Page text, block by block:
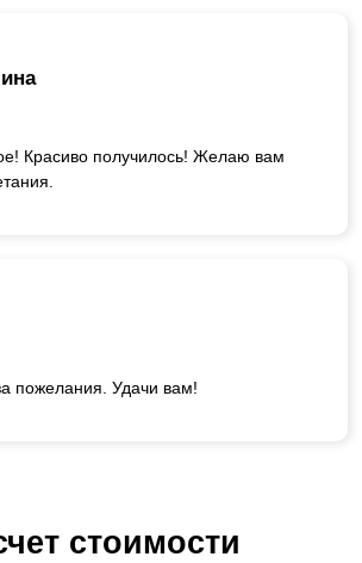
Красиво получилось! Желаю вам
пожелания. Удачи вам!
стоимости